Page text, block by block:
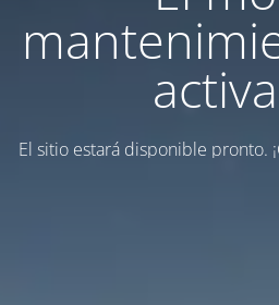
El sitio estará disponible pronto.